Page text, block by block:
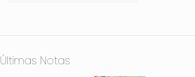
Últimas Notas